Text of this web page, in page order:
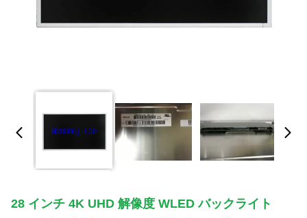
28 インチ 4K UHD 解像度 WLED バックライト